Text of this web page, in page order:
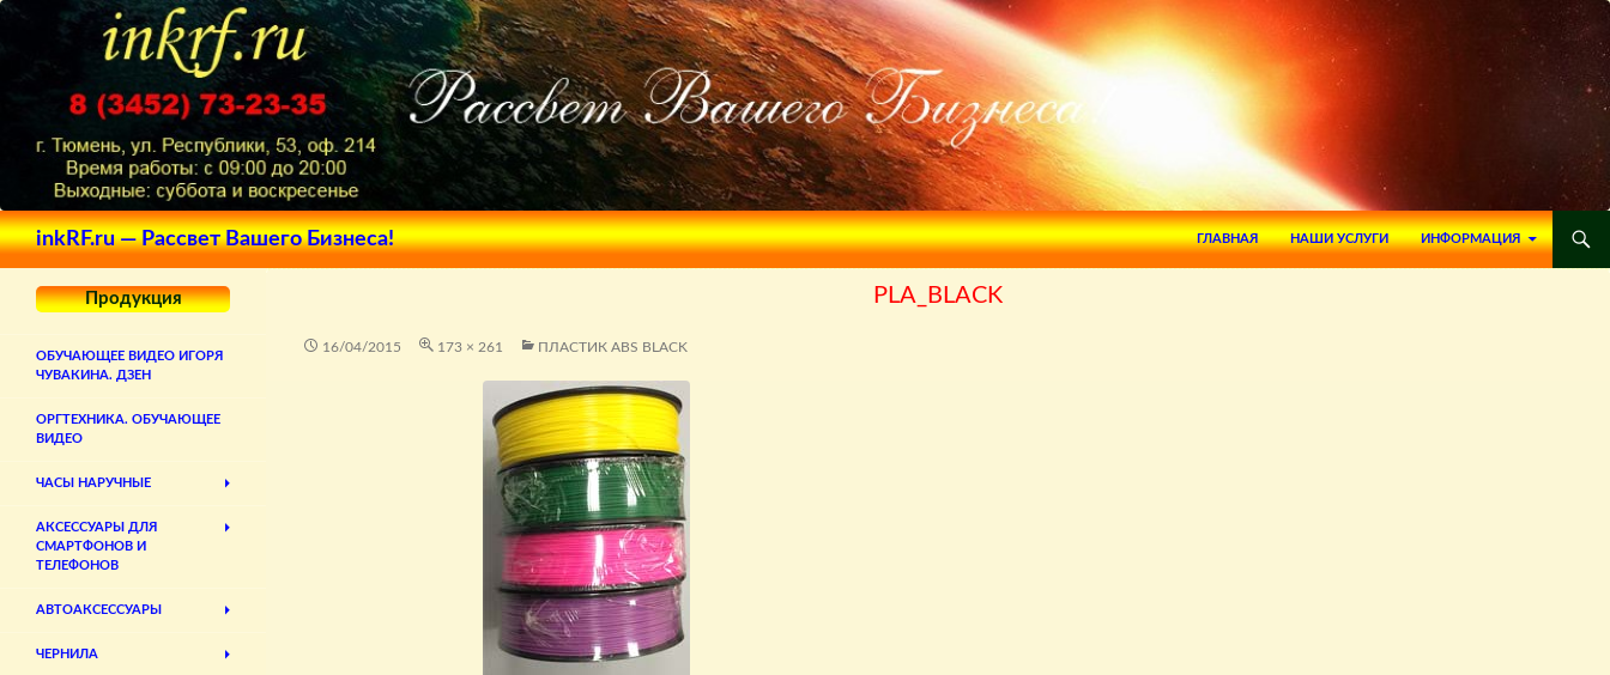
inkRF.ru — Рассвет Вашего Бизнеса!
Поиск
ПЕРЕЙТИ К СОДЕРЖИМОМУ
ГЛАВНАЯ
НАШИ УСЛУГИ ИНФОРМАЦИЯ
PLA_BLACK
16/04/2015 173 × 261 ПЛАСТИК ABS BLACK
Продукция
ОБУЧАЮЩЕЕ ВИДЕО ИГОРЯ
ЧУВАКИНА. ДЗЕН
ОРГТЕХНИКА. ОБУЧАЮЩЕЕ
ВИДЕО
ЧАСЫ НАРУЧНЫЕ
АКСЕССУАРЫ ДЛЯ
СМАРТФОНОВ И
ТЕЛЕФОНОВ
АВТОАКСЕССУАРЫ
ЧЕРНИЛА